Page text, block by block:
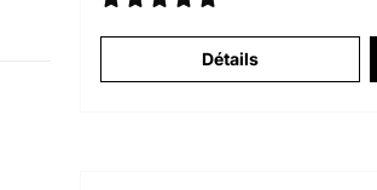
Détails